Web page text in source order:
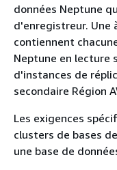
données Neptune
d'enregistreur. Une
contiennent
Neptune en lecture
d'instances de
secondaire Région
Les exigences
clusters de bases
une base de